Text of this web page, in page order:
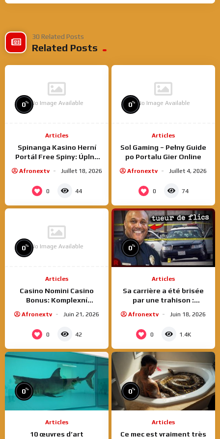
30 Related Posts
Related Posts
No Image Available
0%
Articles
Spinanga Kasino Herní
Portál Free Spiny: Úplný
Zatočeními
Afronextv Juillet 18, 2026
0 44
No Image Available
0%
Articles
Sol Gaming – Pełny Guide
po Portalu Gier Online
Afronextv Juillet 4, 2026
0 74
No Image Available
0%
Articles
Casino Nomini Casino
Bonus: Komplexní
Programem
Afronextv Juin 21, 2026
0 42
0%
Articles
Sa carrière a été brisée
par une trahison :
entre colère et justice
Afronextv Juin 18, 2026
0 1.4K
0%
Articles
10 œuvres d’art
0%
Articles
Ce mec est vraiment très